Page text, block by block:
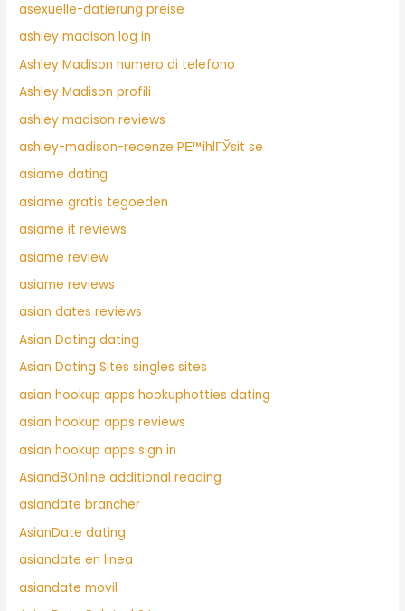
asexuelle-datierung preise
ashley madison log in
Ashley Madison numero di telefono
Ashley Madison profili
ashley madison reviews
ashley-madison-recenze PЕ™ihlГЎsit se
asiame dating
asiame gratis tegoeden
asiame it reviews
asiame review
asiame reviews
asian dates reviews
Asian Dating dating
Asian Dating Sites singles sites
asian hookup apps hookuphotties dating
asian hookup apps reviews
asian hookup apps sign in
Asiand8Online additional reading
asiandate brancher
AsianDate dating
asiandate en linea
asiandate movil